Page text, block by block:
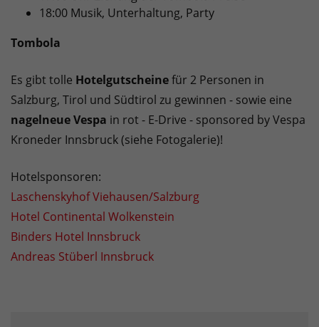
18:00 Musik, Unterhaltung, Party
Tombola
Es gibt tolle Hotelgutscheinefür 2 Personen in
Salzburg, Tirol und Südtirol zu gewinnen - sowie eine
nagelneue Vespa in rot - E-Drive - sponsored by Vespa
Kroneder Innsbruck (siehe Fotogalerie)!
Hotelsponsoren:
Laschenskyhof Viehausen/Salzburg
Hotel Continental Wolkenstein
Binders Hotel Innsbruck
Andreas Stüberl Innsbruck